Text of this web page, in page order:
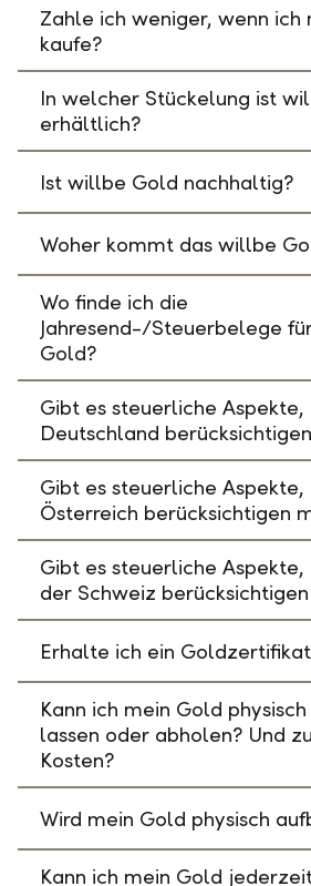
Zahle ich weniger, wenn ich
kaufe?
In welcher Stückelung ist
erhältlich?
Ist willbe Gold nachhaltig?
Woher kommt das willbe
Wo finde ich die
Jahresend-/Steuerbelege
Gold?
Gibt es steuerliche Aspekte,
Deutschland
Gibt es steuerliche Aspekte,
Österreich berücksichtigen
Gibt es steuerliche Aspekte,
der Schweiz berücksichtigen
Erhalte ich ein
Kann ich mein Gold
lassen oder abholen? Und
Kosten?
Wird mein Gold physisch
Kann ich mein Gold